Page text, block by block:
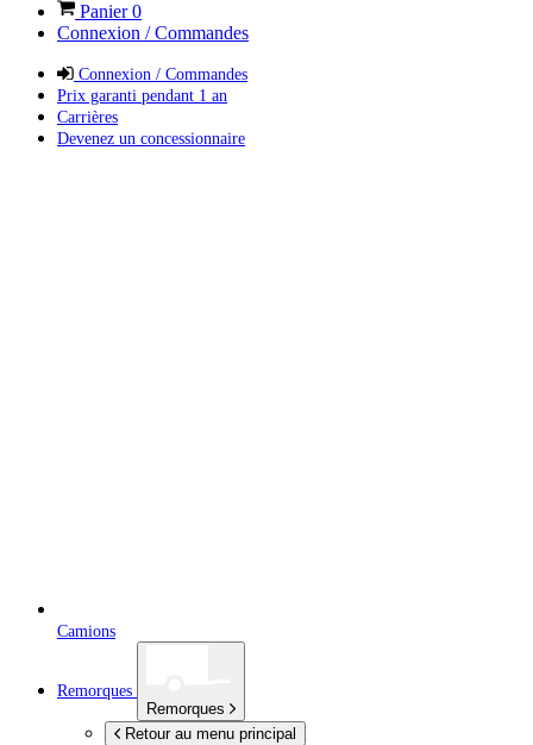
Panier0
Connexion / Commandes
Connexion / Commandes
Prix garanti pendant 1 an
Carrières
Devenez un concessionnaire
Camions
Remorques
Remorques
Retour au menu principal